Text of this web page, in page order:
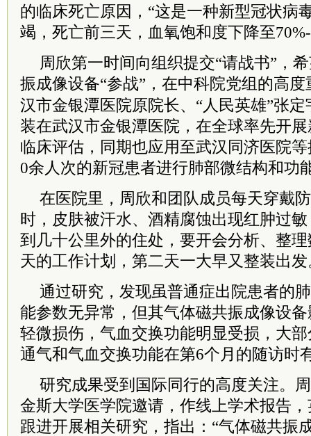
的临床死亡原因，“这是一种新型冠状病
竭，死亡前三天，血氧饱和度下降至
周欣第一时间向组织提交“请战书”，
振成像设备“参战”，在中科院党组的高度
汉市金银潭医院原院长、“人民英雄”张
装在武汉市金银潭医院，在全球率先开
临床评估，同期也应用至武汉同济医院
0余人次的新冠患者进行肺部微结构和功
在医院里，周欣和团队成员每天穿戴
时，皮肤被汗水、酒精腐蚀出现红肿过
到几十公里外的住处，要开会分析、整
天的工作计划，第二天一大早又整装出发
通过研究，发现虽普通症出院患者的
能参数无异常，但其气体磁共振成像设
轻微损伤，气血交换功能明显受损，大
通气和气血交换功能在第6个月的随访时
研究成果受到国际同行的高度关注。
金斯大学医学院邀请，作线上学术报告
跟进开展相关研究，指出：“气体磁共振